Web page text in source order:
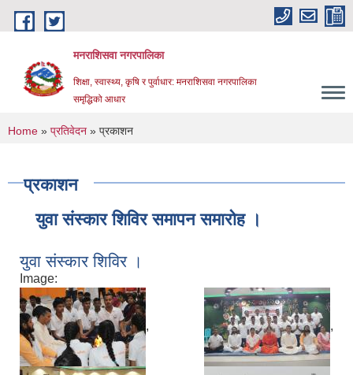
Skip to main content
मनराशिसवा नगरपालिका
शिक्षा, स्वास्थ्य, कृषि र पुर्वाधार: मनराशिसवा नगरपालिका
समृद्धिको आधार
You are here
Home » प्रतिवेदन » प्रकाशन
प्रकाशन
युवा संस्कार शिविर समापन समारोह ।
युवा संस्कार शिविर ।
Image:
, ,